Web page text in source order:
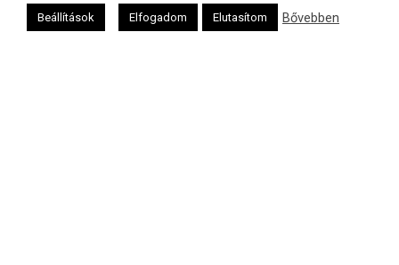
Beállítások Elfogadom Elutasítom Bővebben